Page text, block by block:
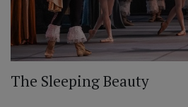
The Sleeping Beauty